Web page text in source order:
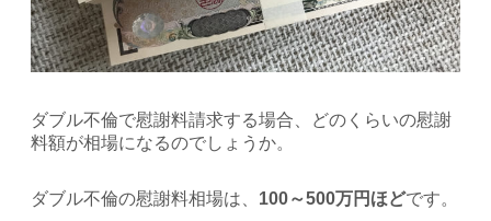
ダブル不倫で慰謝料請求する場合、どのくらいの慰謝
料額が相場になるのでしょうか。
ダブル不倫の慰謝料相場は、 100～500万円ほどです。